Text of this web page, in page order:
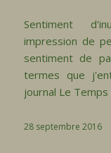
Sentiment
impression de
sentiment de
termes que
journal Le
28 septembre 2016